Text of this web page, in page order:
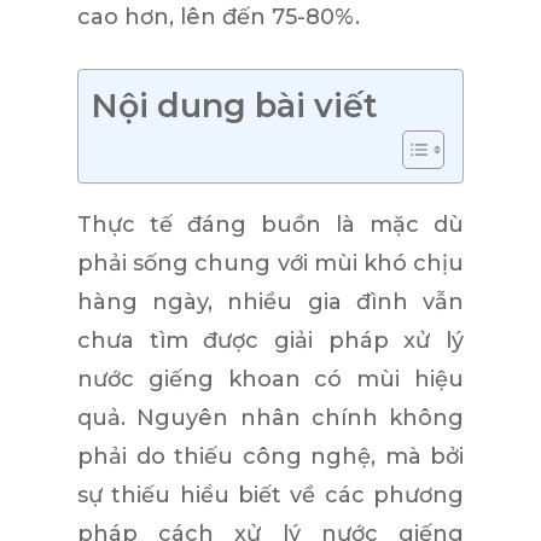
cao hơn, lên đến 75-80%.
Nội dung bài viết
Thực tế đáng buồn là mặc dù
phải sống chung với mùi khó chịu
hàng ngày, nhiều gia đình vẫn
chưa tìm được giải phápxử lý
nước giếng khoan có mùi hiệu
quả. Nguyên nhân chính không
phải do thiếu công nghệ, mà bởi
sự thiếu hiểu biết về các phương
pháp cách xử lý nước giếng